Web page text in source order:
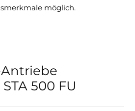
möglich.
500 FU